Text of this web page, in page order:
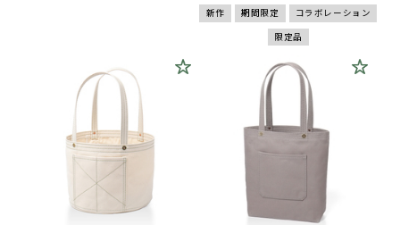
新作 期間限定
コラボレーション
限定品